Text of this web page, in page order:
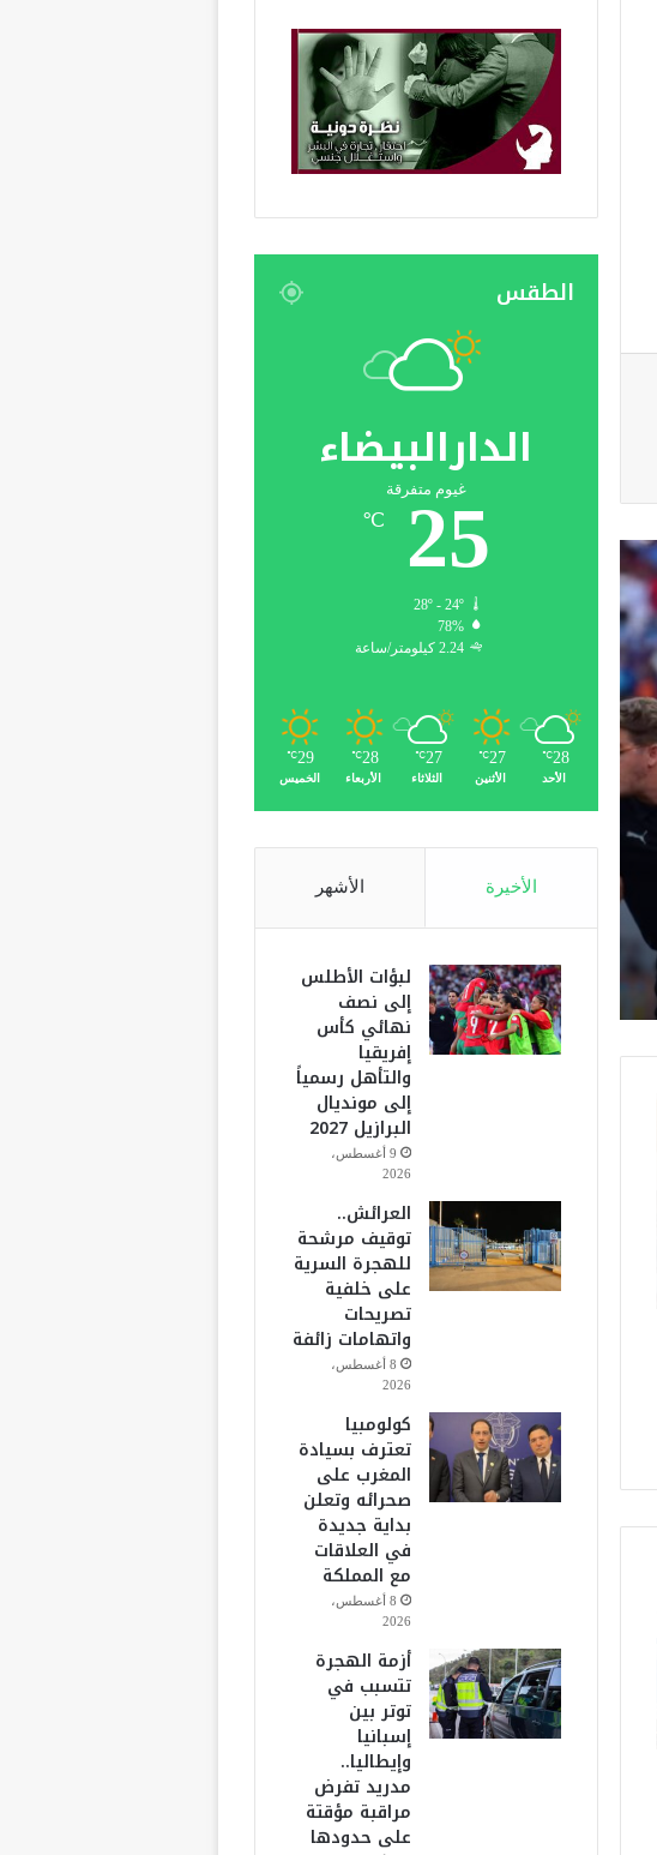
الطقس
الدارالبيضاء
غيوم متفرقة
25
℃
28º - 24º
78%
2.24 كيلومتر/ساعة
28
℃
الأحد
27
℃
الأثنين
27
℃
الثلاثاء
28
℃
الأربعاء
29
℃
الخميس
الأخيرة الأشهر
لبؤات الأطلس
إلى نصف
نهائي كأس
إفريقيا
والتأهل رسمياً
إلى مونديال
البرازيل 2027
9 أغسطس،
2026
العرائش..
توقيف مرشحة
للهجرة السرية
على خلفية
تصريحات
واتهامات زائفة
8 أغسطس،
2026
كولومبيا
تعترف بسيادة
المغرب على
صحرائه وتعلن
بداية جديدة
في العلاقات
مع المملكة
8 أغسطس،
2026
أزمة الهجرة
تتسبب في
توتر بين
إسبانيا
وإيطاليا..
مدريد تفرض
مراقبة مؤقتة
على حدودها